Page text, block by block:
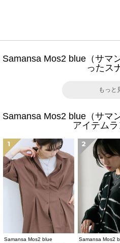
Samansa Mos2 blue（サマ
ったス
もっと
Samansa Mos2 blue（サマ
アイテム
1
Samansa Mos2 blue
2
Samansa Mos2